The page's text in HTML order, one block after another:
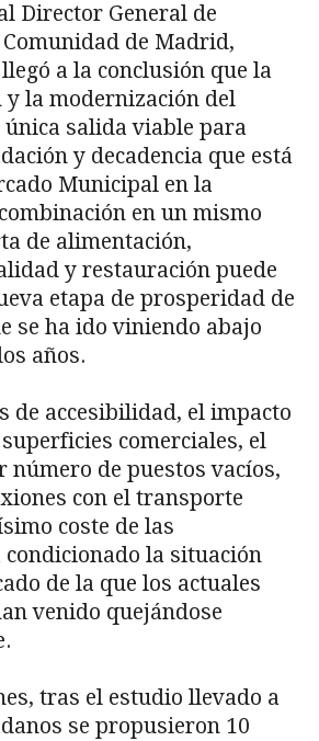
Director General de
de Madrid,
a la conclusión que la
y la modernización del
única salida viable para
y decadencia que está
Municipal en la
en un mismo
de alimentación,
y restauración puede
etapa de prosperidad de
se ha ido viniendo abajo
años.
de accesibilidad, el impacto
comerciales, el
número de puestos vacíos,
con el transporte
coste de las
condicionado la situación
de la que los actuales
venido quejándose
tras el estudio llevado a
se propusieron 10